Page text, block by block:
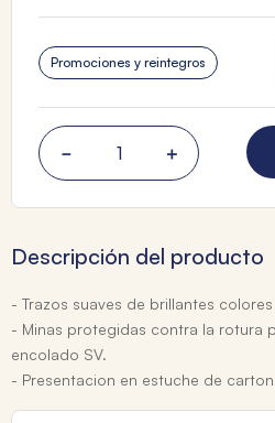
Promociones y reintegros
＋
－
Descripción del producto
- Trazos suaves de brillantes colores
- Minas protegidas contra la rotura
encolado SV.
- Presentacion en estuche de